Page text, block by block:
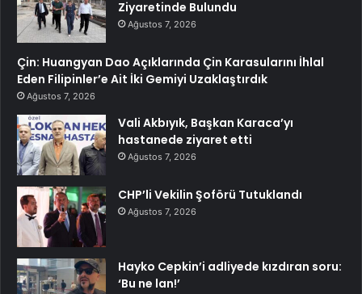
Ziyaretinde Bulundu
Ağustos 7, 2026
Çin: Huangyan Dao Açıklarında Çin Karasularını İhlal
Eden Filipinler’e Ait İki Gemiyi Uzaklaştırdık
Ağustos 7, 2026
Vali Akbıyık, Başkan Karaca’yı
hastanede ziyaret etti
Ağustos 7, 2026
CHP’li Vekilin Şoförü Tutuklandı
Ağustos 7, 2026
Hayko Cepkin’i adliyede kızdıran soru:
‘Bu ne lan!’